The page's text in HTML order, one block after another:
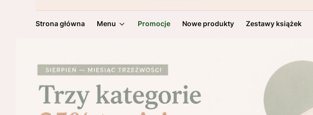
Strona główna Menu Promocje Nowe produkty Zestawy książek